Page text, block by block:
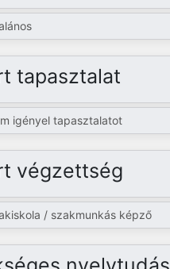
tapasztalat
igényel tapasztalatot
végzettség
/ szakmunkás képző